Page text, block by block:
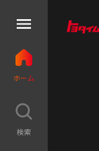
ホーム
検索